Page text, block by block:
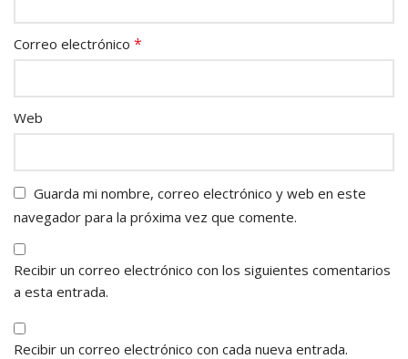
Correo electrónico *
Web
Guarda mi nombre, correo electrónico y web en este
navegador para la próxima vez que comente.
Recibir un correo electrónico con los siguientes comentarios
a esta entrada.
Recibir un correo electrónico con cada nueva entrada.